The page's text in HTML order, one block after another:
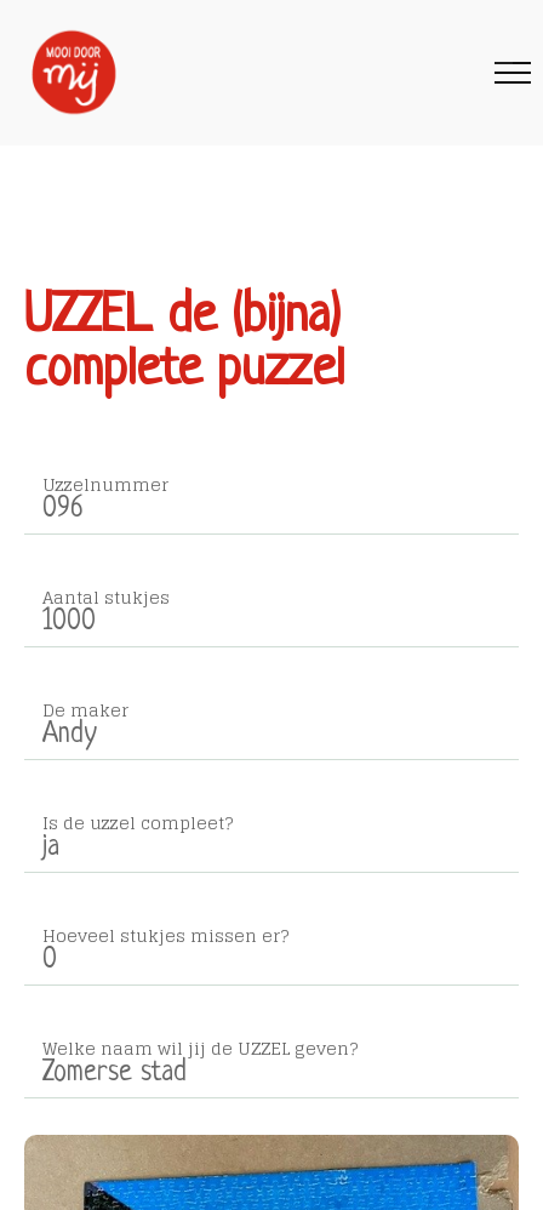
UZZEL de (bijna)
complete puzzel
Uzzelnummer
096
Aantal stukjes
1000
De maker
Andy
Is de uzzel compleet?
ja
Hoeveel stukjes missen er?
0
Welke naam wil jij de UZZEL geven?
Zomerse stad